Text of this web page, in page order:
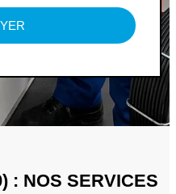
: NOS SERVICES